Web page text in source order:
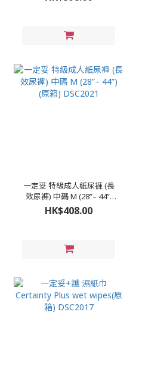
一定妥 特級成人紙尿褲 (長
效尿褲) 中碼 M (28”– 44”)
(原箱) DSC2021
HK$408.00